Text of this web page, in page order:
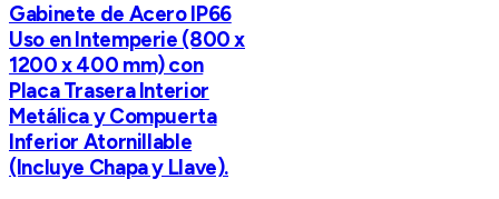
Gabinete de Acero IP66
Uso en Intemperie (800 x
1200 x 400 mm) con
Placa Trasera Interior
Metálica y Compuerta
Inferior Atornillable
(Incluye Chapa y Llave).